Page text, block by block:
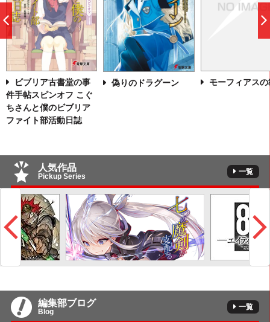
ビブリア古書堂の事
件手帖スピンオフ こぐ
ちさんと僕のビブリア
ファイト部活動日誌
偽りのドラグーン モーフィアスの
へ
人気作品
Pickup Series
一覧
編集部ブログ
Blog
一覧